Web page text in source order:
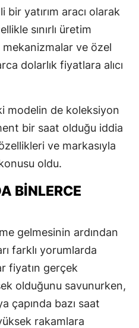
yatırım aracı olarak
sınırlı üretim
ve özel
dolarlık fiyatlara alıcı
modelin de koleksiyon
bir saat olduğu iddia
ve markasıyla
oldu.
BINLERCE
gelmesinin ardından
farklı yorumlarda
fiyatın gerçek
olduğunu savunurken,
çapında bazı saat
rakamlara